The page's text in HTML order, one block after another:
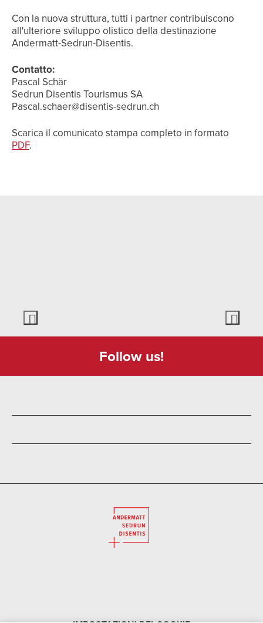
Con la nuova struttura, tutti i partner contribuiscono
all'ulteriore sviluppo olistico della destinazione
Andermatt-Sedrun-Disentis.
Contatto:
Pascal Schär
Sedrun Disentis Tourismus SA
Pascal.schaer@disentis-sedrun.ch
Scarica il comunicato stampa completo in formato
PDF.
Follow us!